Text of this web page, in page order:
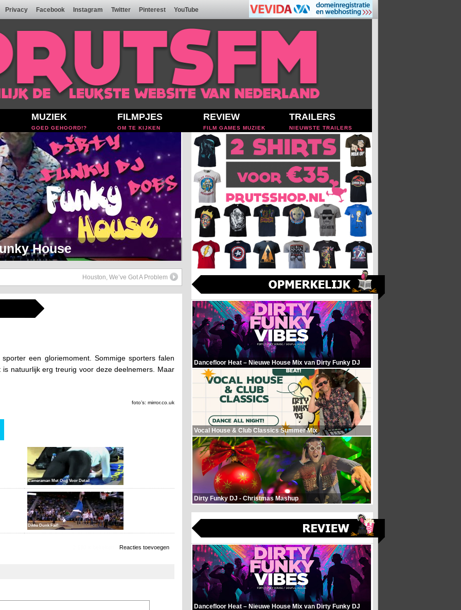
Privacy Facebook Instagram Twitter Pinterest YouTube
MUZIEK
GOED GEHOORD!?
FILMPJES
OM TE KIJKEN
REVIEW
FILM GAMES MUZIEK
TRAILERS
NIEUWSTE TRAILERS
Soul Setje
Houston, We’ve Got A Problem
een gloriemoment. Sommige sporters falen
natuurlijk erg treurig voor deze deelnemers. Maar
foto’s: mirror.co.uk
Cameraman Met Oog Voor Detail
Dikke Dunk Fail!
Reacties toevoegen
Dancefloor Heat – Nieuwe House Mix van Dirty Funky DJ
Vocal House & Club Classics Summer Mix
Dirty Funky DJ - Christmas Mashup
Dancefloor Heat – Nieuwe House Mix van Dirty Funky DJ